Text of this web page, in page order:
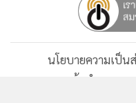
เพลส ถนนเจริญราษฎร์ บ
พระราม 3 (22/1) เขตบา
ทางเท้าตามคลองต่างๆ แ
พระราม 9 (มอเตอร์เวย์)
นโยบายความเป็น
ข้อกำหนดแล